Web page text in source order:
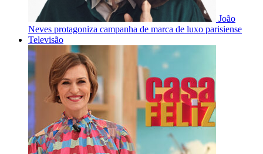
João
Neves protagoniza campanha de marca de luxo parisiense
Televisão